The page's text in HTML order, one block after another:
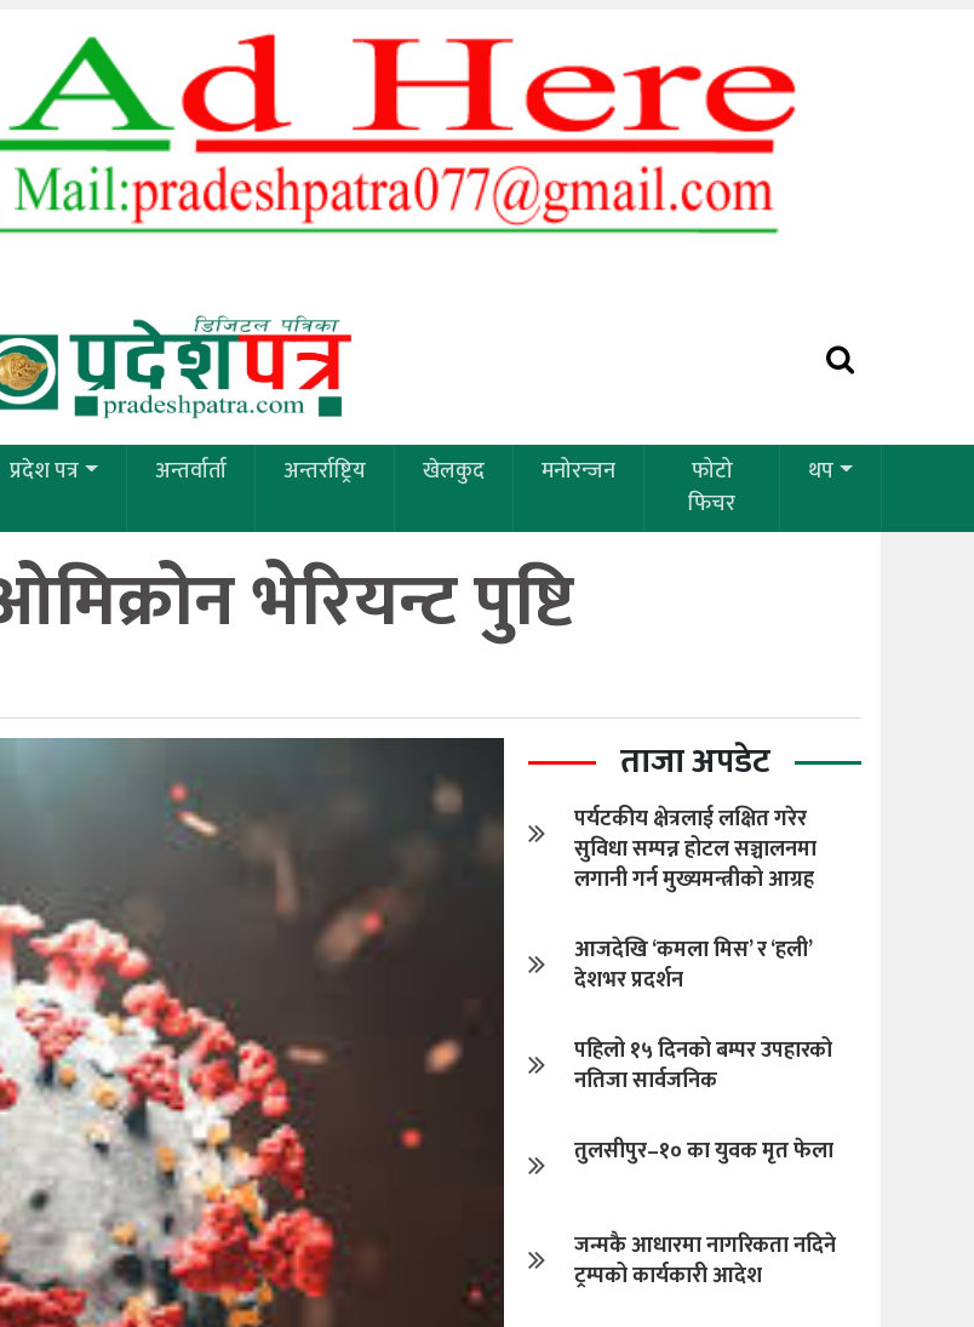
प्रदेश पत्र अन्तर्वार्ता अन्तर्राष्ट्रिय खेलकुद मनोरन्जन
फोटो
फिचर
थप
भेरियन्ट पुष्टि
ताजा अपडेट
पर्यटकीय क्षेत्रलाई लक्षित गरेर
सुविधा सम्पन्न होटल सञ्चालनमा
लगानी गर्न मुख्यमन्त्रीको आग्रह
आजदेखि ‘कमला मिस’ र ‘हली’
देशभर प्रदर्शन
पहिलो १५ दिनको बम्पर उपहारको
नतिजा सार्वजनिक
तुलसीपुर–१० का युवक मृत फेला
जन्मकै आधारमा नागरिकता नदिने
ट्रम्पको कार्यकारी आदेश